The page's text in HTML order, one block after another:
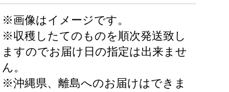
※画像はイメージです。
※収穫したてのものを順次発送致し
ますのでお届け日の指定は出来ませ
ん。
※沖縄県、離島へのお届けはできま